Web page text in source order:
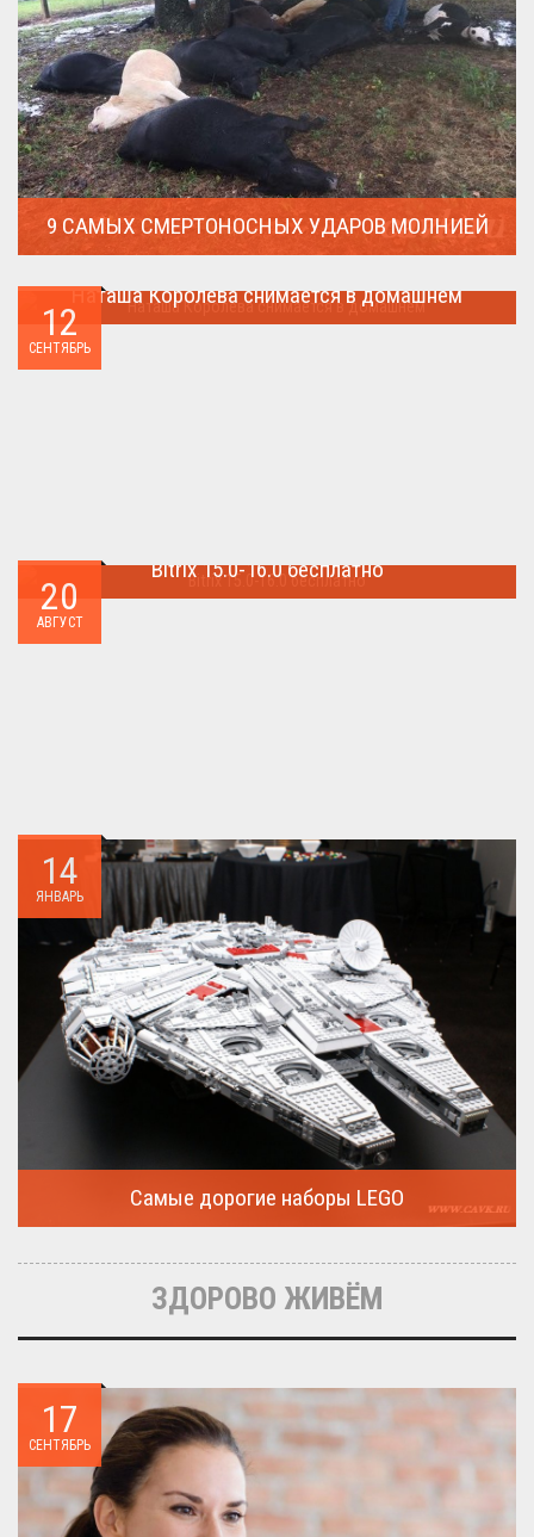
9 САМЫХ СМЕРТОНОСНЫХ УДАРОВ МОЛНИЕЙ
12
СЕНТЯБРЬ
Наташа Королева снимается в домашнем
20
АВГУСТ
Bitrix 15.0-16.0 бесплатно
14
ЯНВАРЬ
Самые дорогие наборы LEGO
дорогие...
ЗДОРОВО ЖИВЁМ
17
СЕНТЯБРЬ